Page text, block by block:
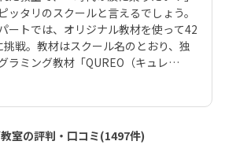
ッタリのスクールと言えるでしょう。
ートでは、オリジナル教材を使って42
戦。教材はスクール名のとおり、独
ラミング教材「QUREO（キュレ
ームのような感覚でサクサク進められ
が学べるのが魅力。子どもにとっても
がないので、楽しくゲームをクリアし
どんどん学習を進めていけます。教材
実際にスマホゲーム開発で使用されて
室の評判・口コミ(1497件)